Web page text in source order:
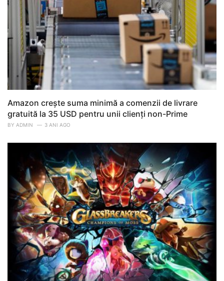
Amazon crește suma minimă a comenzii de livrare
gratuită la 35 USD pentru unii clienți non-Prime
BY ADMIN 3 ANI AGO